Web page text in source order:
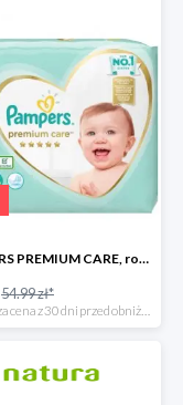
PAMPERS PREMIUM CARE, rozmiar 6, 38 pieluszki, 13kg+
54.99 zł*